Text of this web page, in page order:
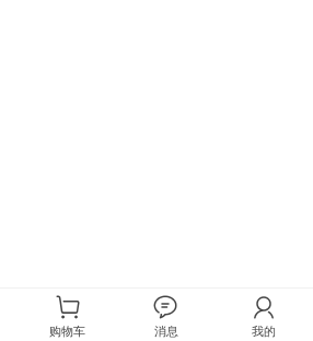
购物车 消息 我的